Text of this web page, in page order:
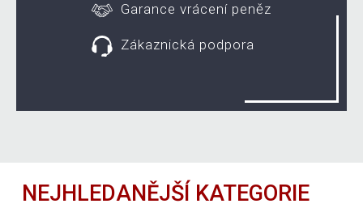
Garance vrácení peněz
Zákaznická podpora
NEJHLEDANĚJŠÍ KATEGORIE